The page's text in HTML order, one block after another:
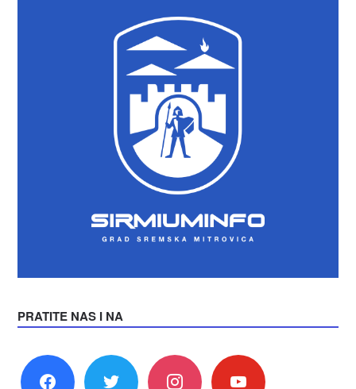
PRATITE NAS I NA
facebook twitter instagram youtube